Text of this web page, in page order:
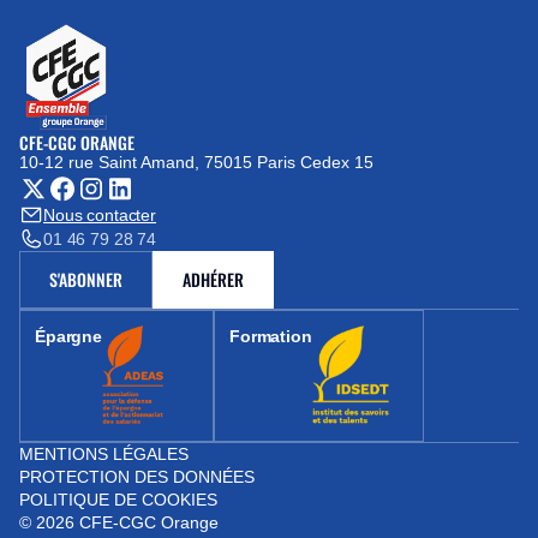
CFE-CGC ORANGE
10-12 rue Saint Amand, 75015 Paris Cedex 15
(nouvelle fenêtre)
Nous contacter
01 46 79 28 74
S'ABONNER(NOUVELLE FENÊTRE)
ADHÉRER
Épargne
(nouvelle fenêtre) Formation
(nouvelle fenêtre)
MENTIONS LÉGALES
PROTECTION DES DONNÉES
POLITIQUE DE COOKIES
© 2026 CFE-CGC Orange